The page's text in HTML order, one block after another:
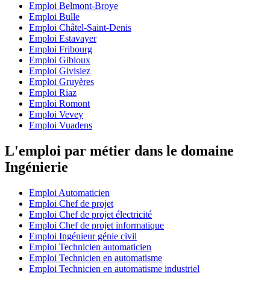
Emploi Belmont-Broye
Emploi Bulle
Emploi Châtel-Saint-Denis
Emploi Estavayer
Emploi Fribourg
Emploi Gibloux
Emploi Givisiez
Emploi Gruyères
Emploi Riaz
Emploi Romont
Emploi Vevey
Emploi Vuadens
L'emploi par métier dans le domaine
Ingénierie
Emploi Automaticien
Emploi Chef de projet
Emploi Chef de projet électricité
Emploi Chef de projet informatique
Emploi Ingénieur génie civil
Emploi Technicien automaticien
Emploi Technicien en automatisme
Emploi Technicien en automatisme industriel